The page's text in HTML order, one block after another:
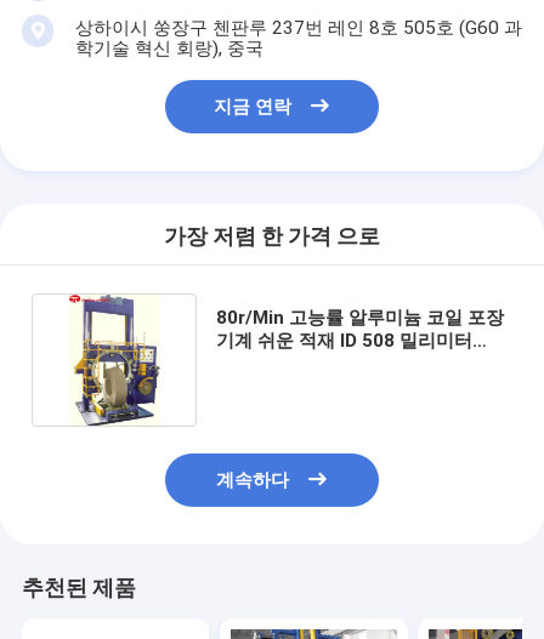
상하이시 쑹장구 첸판루 237번 레인 8호 505호 (G60 과
학기술 혁신 회랑), 중국
지금 연락
가장 저렴 한 가격 으로
80r/Min 고능률 알루미늄 코일 포장
기계 쉬운 적재 ID 508 밀리미터
계속하다
추천된 제품